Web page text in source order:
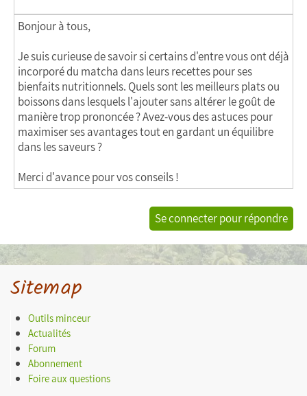
Bonjour à tous,
Je suis curieuse de savoir si certains d'entre vous ont déjà
incorporé du matcha dans leurs recettes pour ses
bienfaits nutritionnels. Quels sont les meilleurs plats ou
boissons dans lesquels l'ajouter sans altérer le goût de
manière trop prononcée ? Avez-vous des astuces pour
maximiser ses avantages tout en gardant un équilibre
dans les saveurs ?
Merci d'avance pour vos conseils !
Se connecter pour répondre
Sitemap
Outils minceur
Actualités
Forum
Abonnement
Foire aux questions